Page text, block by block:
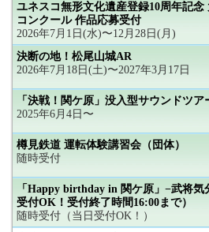
ユネスコ無形文化遺産登録10周年記
コンクール 作品応募受付
2026年7月1日(水)〜12月28日(月)
決断の地！松尾山城AR
2026年7月18日(土)〜2027年3月17日
「決戦！関ケ原」没入型サウンドツア
2025年6月4日〜
樽見鉄道 運転体験講習会（団体）
随時受付
「Happy birthday in 関ケ原」−武将気
受付OK！受付終了時間16:00まで）
随時受付（当日受付OK！）